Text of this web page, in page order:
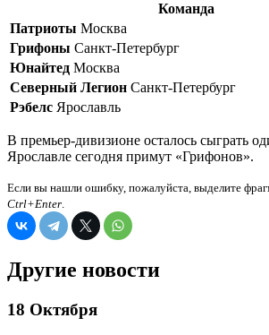
Команда
Патриоты Москва
Грифоны Санкт-Петербург
Юнайтед Москва
Северный Легион Санкт-Петербург
Рэбелс Ярославль
В премьер-дивизионе осталось сыграть
Ярославле сегодня примут «Грифонов».
Если вы нашли ошибку, пожалуйста, выделите
Ctrl+Enter.
Другие новости
18 Октября